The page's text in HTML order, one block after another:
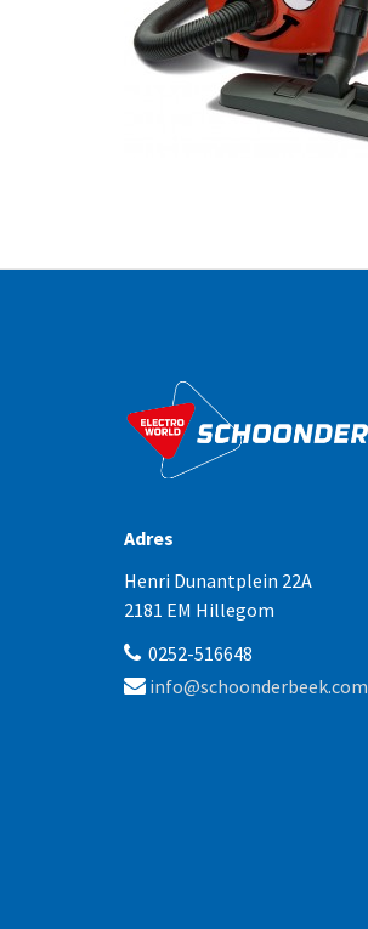
Adres
Henri Dunantplein 22A
2181 EM Hillegom
0252-516648
info@schoonderbeek.com